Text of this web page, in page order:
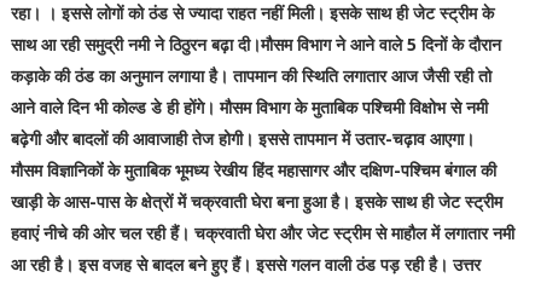
रहा। । इससे लोगों को ठंड से ज्यादा राहत नहीं मिली। इसके साथ ही जेट स्ट्रीम के
साथ आ रही समुद्री नमी ने ठिठुरन बढ़ा दी।मौसम विभाग ने आने वाले 5 दिनों के दौरान
कड़ाके की ठंड का अनुमान लगाया है। तापमान की स्थिति लगातार आज जैसी रही तो
आने वाले दिन भी कोल्ड डे ही होंगे। मौसम विभाग के मुताबिक पश्चिमी विक्षोभ से नमी
बढ़ेगी और बादलों की आवाजाही तेज होगी। इससे तापमान में उतार-चढ़ाव आएगा।
मौसम विज्ञानिकोंं के मुताबिक भूमध्य रेखीय हिंद महासागर और दक्षिण-पश्चिम बंगाल की
खाड़ी के आस-पास के क्षेत्रों में चक्रवाती घेरा बना हुआ है। इसके साथ ही जेट स्ट्रीम
हवाएं नीचे की ओर चल रही हैं। चक्रवाती घेरा और जेट स्ट्रीम से माहौल में लगातार नमी
आ रही है। इस वजह से बादल बने हुए हैं। इससे गलन वाली ठंड पड़ रही है। उत्तर